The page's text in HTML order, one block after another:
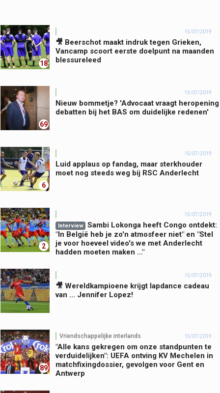
18
15/07/2019
🎥 Beerschot maakt indruk tegen Grieken,
Vancamp scoort eerste doelpunt na maanden
blessureleed
69
15/07/2019
Nieuw bommetje? 'Advocaat vraagt heropening
debatten bij het BAS om duidelijke redenen'
6
15/07/2019
Luid applaus op fandag, maar sterkhouder
moet nog steeds weg bij RSC Anderlecht
2
15/07/2019
Interview
Sambi Lokonga heeft Congo ontdekt:
"In België heb je zo'n atmosfeer niet" en "Stel
je voor hoeveel video's we met Anderlecht
hadden moeten maken ..."
15/07/2019
🎥 Wereldkampioene krijgt lapdance cadeau
van ... Jennifer Lopez!
89
Vriendschappelijke interlands 15/07/2019
"Alle kans gekregen om onze standpunten te
verduidelijken": UEFA ontving KV Mechelen in
matchfixingdossier, gevolgen voor Gent en
Antwerp